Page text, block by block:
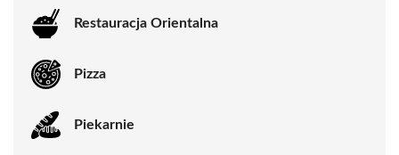
Restauracja Orientalna
Pizza
Piekarnie